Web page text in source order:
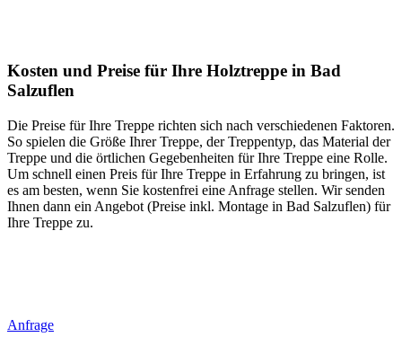
Kosten und Preise für Ihre Holztreppe in Bad
Salzuflen
Die Preise für Ihre Treppe richten sich nach verschiedenen Faktoren.
So spielen die Größe Ihrer Treppe, der Treppentyp, das Material der
Treppe und die örtlichen Gegebenheiten für Ihre Treppe eine Rolle.
Um schnell einen Preis für Ihre Treppe in Erfahrung zu bringen, ist
es am besten, wenn Sie kostenfrei eine Anfrage stellen. Wir senden
Ihnen dann ein Angebot (Preise inkl. Montage in Bad Salzuflen) für
Ihre Treppe zu.
Anfrage